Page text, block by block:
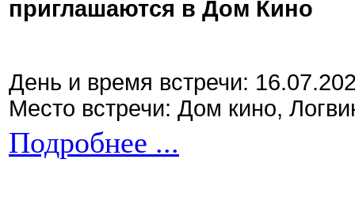
приглашаются в Дом Кино
День и время встречи:
Место встречи: Дом кино,
Подробнее ...